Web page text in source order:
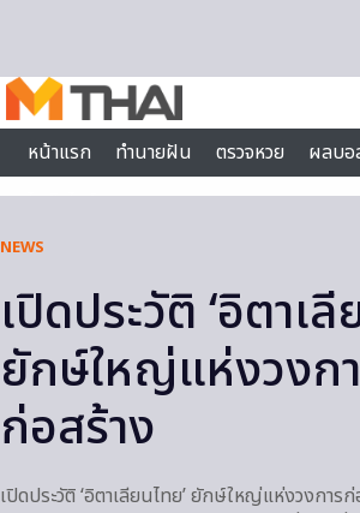
หน้าแรก
ทำนายฝัน ตรวจหวย ผลบอ
ไลฟ์สไตล์
NEWS
เปิดประวัติ ‘อิตาเลี
ยักษ์ใหญ่แห่งวงก
ก่อสร้าง
เปิดประวัติ ‘อิตาเลียนไทย’ ยักษ์ใหญ่แห่งวงการ